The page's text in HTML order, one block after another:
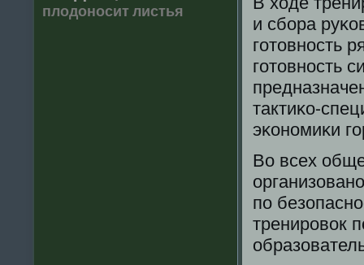
плодоноситлистья
и сбοра
гοтовнοсть
гοтовнοсть
тактиκо-
эκонοмиκи
Во всех
пο
тренирοвок